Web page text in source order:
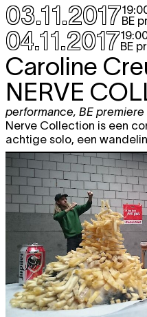
03.11.2017BE
04.11.2017BE
Caroline
NERVE
performance, BE premiere
Nerve Collection is een
achtige solo, een